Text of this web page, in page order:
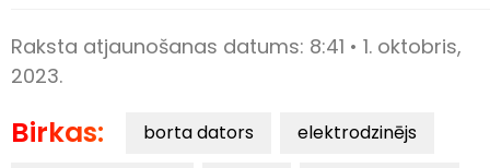
Raksta atjaunošanas datums: 8:41 • 1. oktobris,
2023.
Birkas: borta dators
elektrodzinējs